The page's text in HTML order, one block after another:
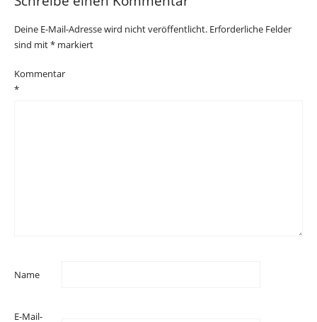
Deine E-Mail-Adresse wird nicht veröffentlicht. Erforderliche Felder
sind mit* markiert
Kommentar
*
Name
E-Mail-